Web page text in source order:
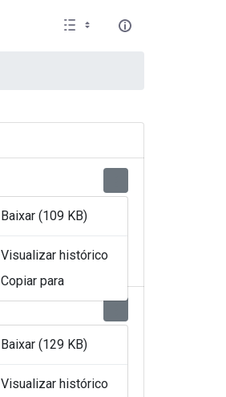
Baixar (109 KB)
Visualizar histórico
Copiar para
Baixar (129 KB)
Visualizar histórico